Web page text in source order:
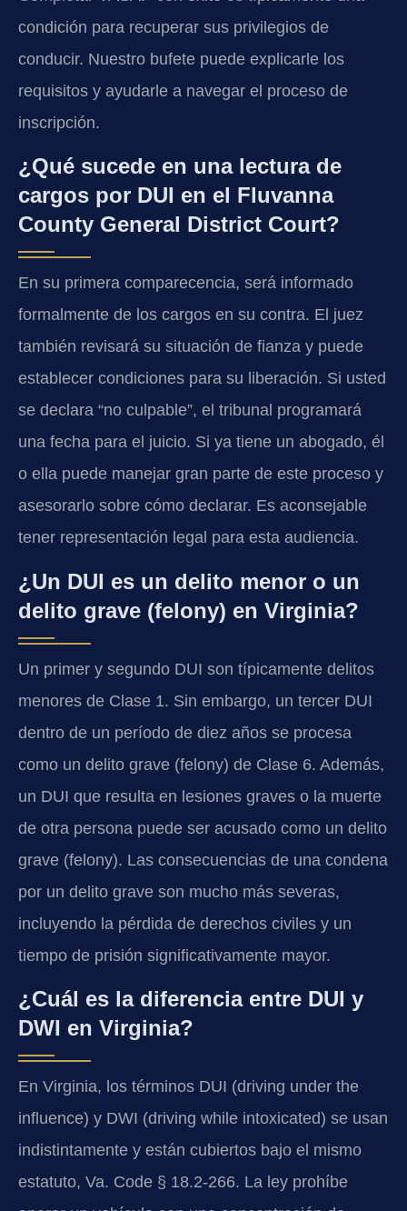
condición para recuperar sus privilegios de
conducir. Nuestro bufete puede explicarle los
requisitos y ayudarle a navegar el proceso de
inscripción.
¿Qué sucede en una lectura de
cargos por DUI en el Fluvanna
County General District Court?
En su primera comparecencia, será informado
formalmente de los cargos en su contra. El juez
también revisará su situación de fianza y puede
establecer condiciones para su liberación. Si usted
se declara “no culpable”, el tribunal programará
una fecha para el juicio. Si ya tiene un abogado, él
o ella puede manejar gran parte de este proceso y
asesorarlo sobre cómo declarar. Es aconsejable
tener representación legal para esta audiencia.
¿Un DUI es un delito menor o un
delito grave (felony) en Virginia?
Un primer y segundo DUI son típicamente delitos
menores de Clase 1. Sin embargo, un tercer DUI
dentro de un período de diez años se procesa
como un delito grave (felony) de Clase 6. Además,
un DUI que resulta en lesiones graves o la muerte
de otra persona puede ser acusado como un delito
grave (felony). Las consecuencias de una condena
por un delito grave son mucho más severas,
incluyendo la pérdida de derechos civiles y un
tiempo de prisión significativamente mayor.
¿Cuál es la diferencia entre DUI y
DWI en Virginia?
En Virginia, los términos DUI (driving under the
influence) y DWI (driving while intoxicated) se usan
indistintamente y están cubiertos bajo el mismo
estatuto, Va. Code § 18.2-266. La ley prohíbe